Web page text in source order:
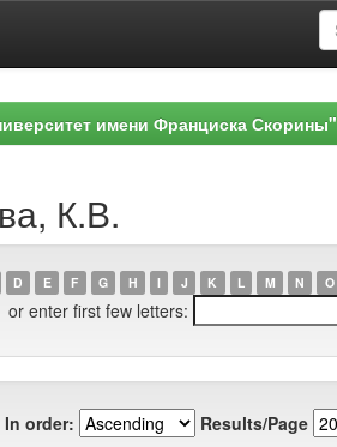
имени Франциска Скорины"
К.В.
D E F G H I J K L M N O
or enter first few letters:
In order: Results/Page